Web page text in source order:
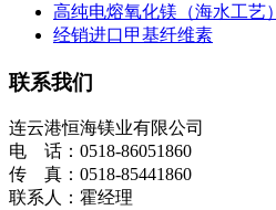
高纯电熔氧化镁（海水工艺）
经销进口甲基纤维素
联系我们
连云港恒海镁业有限公司
电 话：0518-86051860
传 真：0518-85441860
联系人：霍经理